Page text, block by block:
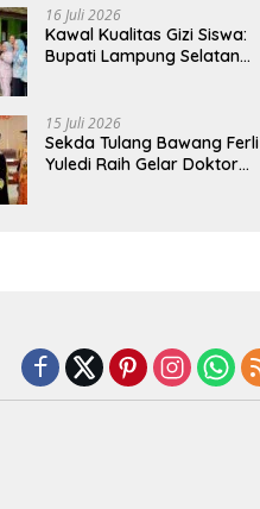
Terintegrasi Pertama di
Lampung
16 Juli 2026
Kawal Kualitas Gizi Siswa:
Bupati Lampung Selatan
Bergizi Gratis di Natar
15 Juli 2026
Sekda Tulang Bawang Ferli
Yuledi Raih Gelar Doktor